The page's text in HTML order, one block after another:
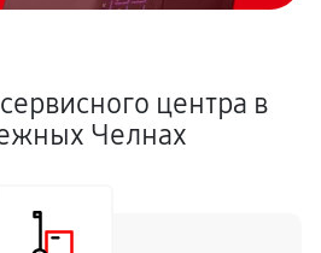
центра в
Челнах